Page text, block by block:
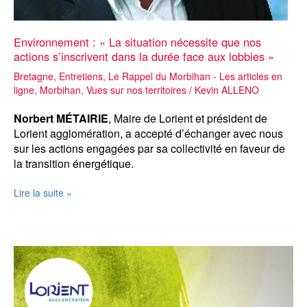
Environnement : « La situation nécessite que nos
actions s’inscrivent dans la durée face aux lobbies »
Bretagne, Entretiens, Le Rappel du Morbihan - Les articles en
ligne, Morbihan, Vues sur nos territoires / Kevin ALLENO
Norbert MÉTAIRIE, Maire de Lorient et président de
Lorient agglomération, a accepté d’échanger avec nous
sur les actions engagées par sa collectivité en faveur de
la transition énergétique.
Environnement
nécessite
que
nos
actions
s’inscrivent
Lire la suite »